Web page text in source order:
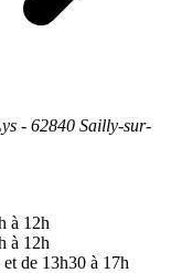
- 62840 Sailly-sur-
à 12h
à 12h
de 13h30 à 17h